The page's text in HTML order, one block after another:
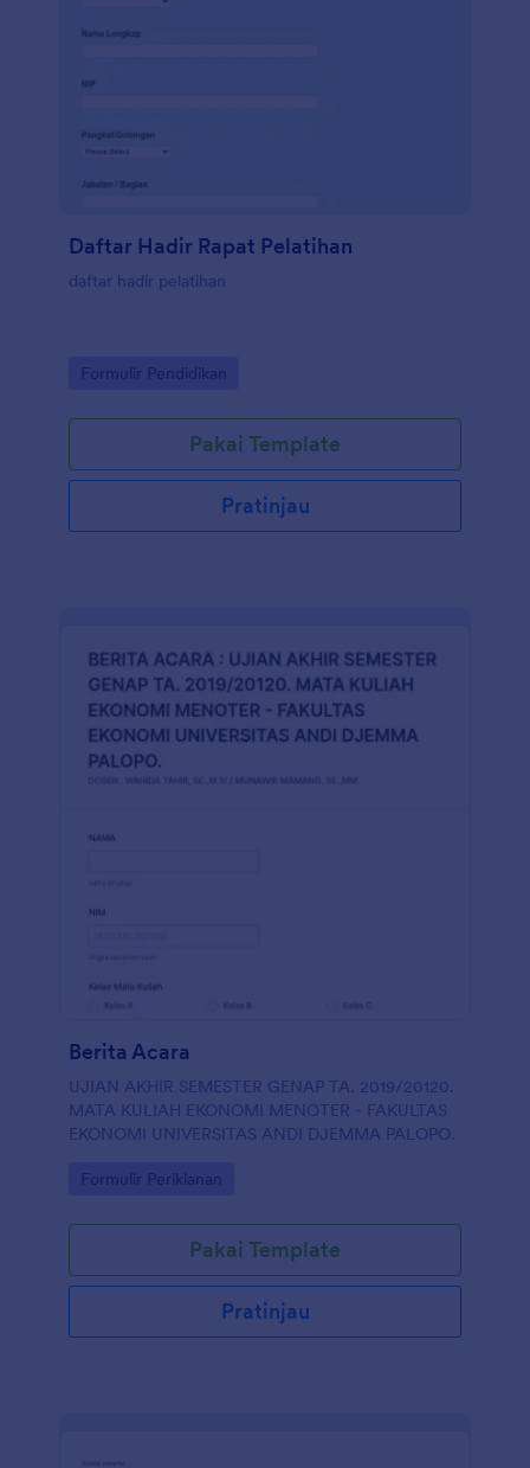
Daftar Hadir Rapat Pelatihan
daftar hadir pelatihan
Go to Category:
Formulir Pendidikan
Pakai Template
Pratinjau
Berita Acara
UJIAN AKHIR SEMESTER GENAP TA. 2019/20120.
MATA KULIAH EKONOMI MENOTER - FAKULTAS
EKONOMI UNIVERSITAS ANDI DJEMMA PALOPO.
Go to Category:
Formulir Periklanan
Pakai Template
Pratinjau